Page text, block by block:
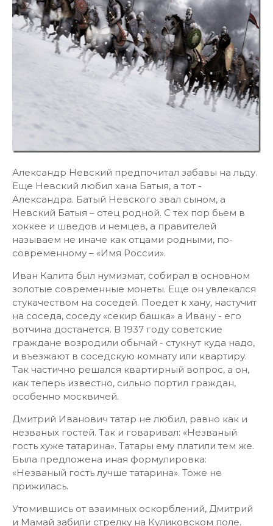
Александр Невский предпочитал забавы на льду.
Еще Невский любил хана Батыя, а тот -
Александра. Батый Невского звал сыном, а
Невский Батыя – отец родной. С тех пор бьем в
хоккее и шведов и немцев, а правителей
называем не иначе как отцами родными, по-
современному – «Имя России».
Иван Калита был нумизмат, собирал в основном
золотые современные монеты. Еще он увлекался
стукачеством на соседей. Поедет к хану, настучит
на соседа, соседу «секир башка» а Ивану - его
вотчина достанется. В 1937 году советские
граждане возродили обычай - стукнут куда надо,
и въезжают в соседскую комнату или квартиру.
Так частично решался квартирный вопрос, а он,
как теперь известно, сильно портил граждан,
особенно москвичей.
Дмитрий Иванович татар не любил, равно как и
незваных гостей. Так и говаривал: «Незваный
гость хуже татарина». Татары ему платили тем же.
Была предложена иная формулировка:
«Незваный гость лучше татарина». Тоже не
прижилась.
Утомившись от взаимных оскорблений, Дмитрий
и Мамай забили стрелку на Куликовском поле.